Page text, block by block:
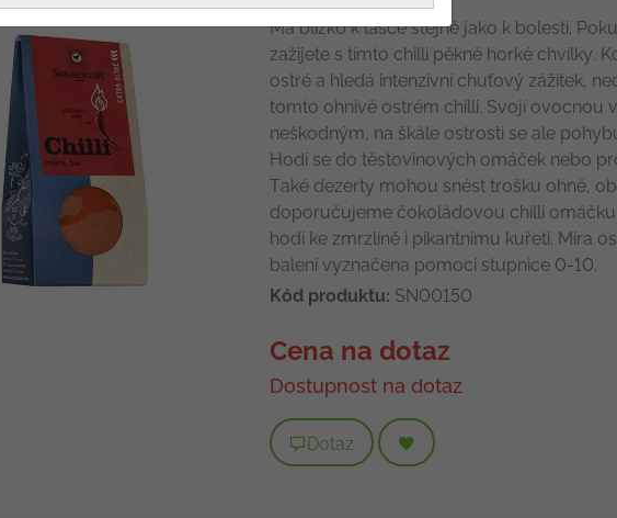
Má blízko k lásce stejně jako k bolesti.
zažijete s tímto chilli pěkně horké chvilky.
ostré a hledá intenzivní chuťový zážitek,
tomto ohnivě ostrém chilli. Svojí ovocnou
neškodným, na škále ostrosti se ale
Hodí se do těstovinových omáček nebo
Také dezerty mohou snést trošku ohně,
doporučujeme čokoládovou chilli
hodí ke zmrzlině i pikantnímu kuřeti. Míra
balení vyznačena pomocí stupnice 0-10.
Kód produktu: SN00150
Cena na dotaz
Dostupnost na dotaz
Dotaz